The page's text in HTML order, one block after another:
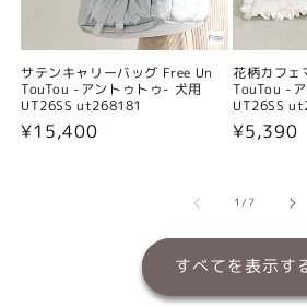
サテンキャリーバッグ Free Un
TouTou -アントゥトゥ- 犬用
UT26SS ut268181
通
¥15,400
花柄カフェ
TouTou -
UT26SS
通
格
¥5,390
1/の
7
すべてを表示す